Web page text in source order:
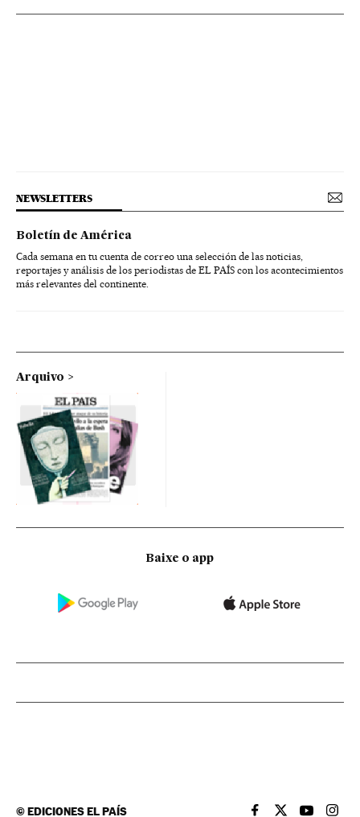
NEWSLETTERS
Boletín de América
Cada semana en tu cuenta de correo una selección de las noticias,
reportajes y análisis de los periodistas de EL PAÍS con los acontecimientos
más relevantes del continente.
Arquivo
Baixe o app
©EDICIONES EL PAÍS